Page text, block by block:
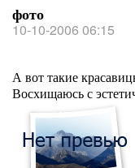
фото
10-10-2006 06:15
А вот такие
Восхищаюсь с